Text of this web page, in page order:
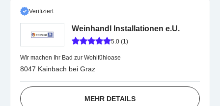
Verifiziert
Weinhandl Installationen e.U.
5.0 (1)
Wir machen Ihr Bad zur Wohlfühloase
8047 Kainbach bei Graz
MEHR DETAILS